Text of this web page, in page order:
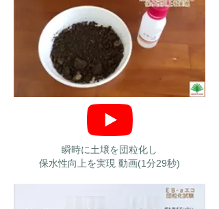
瞬時に土壌を団粒化し
保水性向上を実現 動画(1分29秒)